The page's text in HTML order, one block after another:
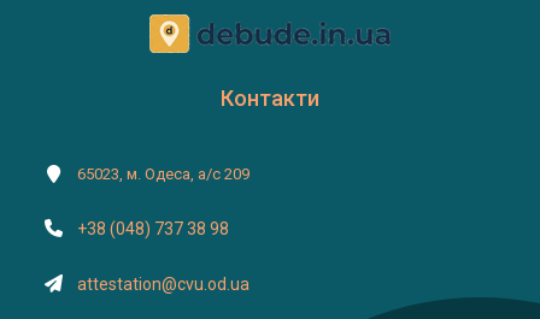
Контакти
65023, м. Одеса, а/с 209
+38 (048) 737 38 98
attestation@cvu.od.ua